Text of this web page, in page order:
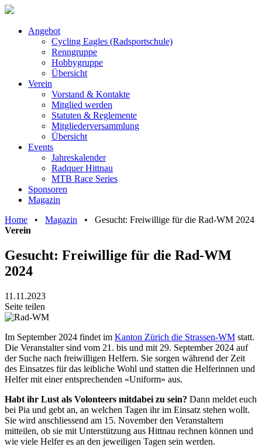
Angebot
Cycling Eagles (Radsportschule)
Renngruppe
Hobbygruppe
Übersicht
Verein
Vorstand & Kontakte
Mitglied werden
Statuten & Reglemente
Mitgliederversammlung
Übersicht
Events
Jahreskalender
Radquer Hittnau
MTB Race Series
Sponsoren
Magazin
Home • Magazin • Gesucht: Freiwillige für die Rad-WM 2024
Verein
Gesucht: Freiwillige für die Rad-WM
2024
11.11.2023
Seite teilen
Im September 2024 findet im Kanton Zürich die Strassen-WM statt.
Die Veranstalter sind vom 21. bis und mit 29. September 2024 auf
der Suche nach freiwilligen Helfern. Sie sorgen während der Zeit
des Einsatzes für das leibliche Wohl und statten die Helferinnen und
Helfer mit einer entsprechenden «Uniform» aus.
Habt ihr Lust als Volonteers mitdabei zu sein? Dann meldet euch
bei Pia und gebt an, an welchen Tagen ihr im Einsatz stehen wollt.
Sie wird anschliessend am 15. November den Veranstaltern
mitteilen, ob sie mit Unterstützung aus Hittnau rechnen können und
wie viele Helfer es an den jeweiligen Tagen sein werden.